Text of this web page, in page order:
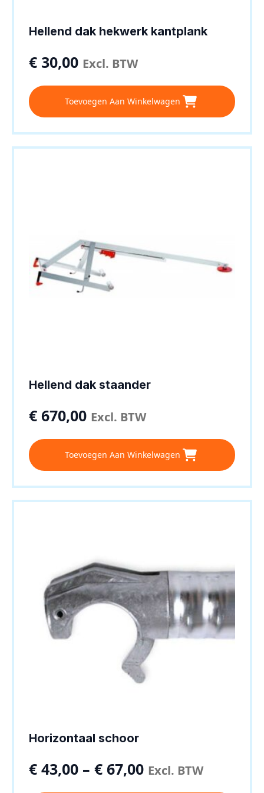
Hellend dak hekwerk kantplank
€ 30,00 Excl. BTW
Toevoegen Aan Winkelwagen
Hellend dak staander
€ 670,00 Excl. BTW
Toevoegen Aan Winkelwagen
Horizontaal schoor
€ 43,00 – € 67,00 Excl. BTW